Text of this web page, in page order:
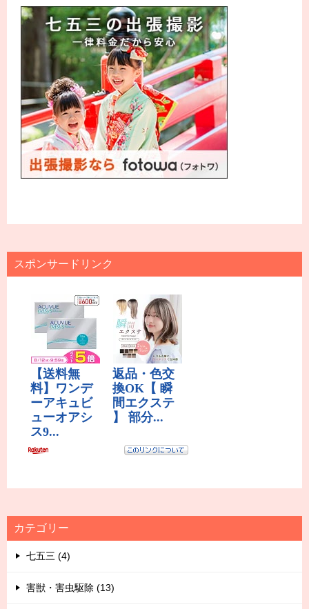
スポンサードリンク
カテゴリー
七五三 (4)
害獣・害虫駆除 (13)